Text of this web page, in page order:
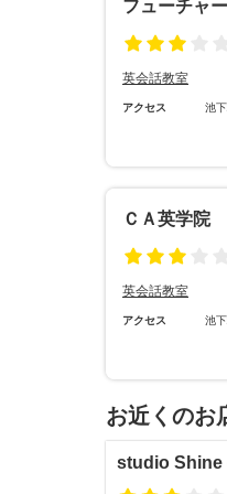
フューチャ
英会話教室
アクセス 池
ＣＡ英学院
英会話教室
アクセス 池
お近くのお
studio